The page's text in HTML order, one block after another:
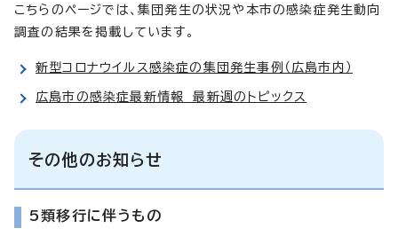
こちらのページでは、集団発生の状況や本市の感染症発生動向
調査の結果を掲載しています。
新型コロナウイルス感染症の集団発生事例（広島市内）
広島市の感染症最新情報 最新週のトピックス
その他のお知らせ
5類移行に伴うもの